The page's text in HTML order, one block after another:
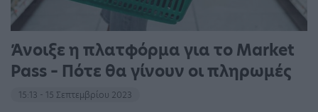
Άνοιξε η πλατφόρμα για το Market
Pass – Πότε θα γίνουν οι πληρωμές
15:13 - 15 Σεπτεμβρίου 2023